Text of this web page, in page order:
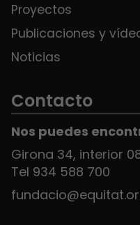
Proyectos
Publicaciones y
Noticias
Contacto
Nos puedes
Girona 34, interior
Tel 934 588 700